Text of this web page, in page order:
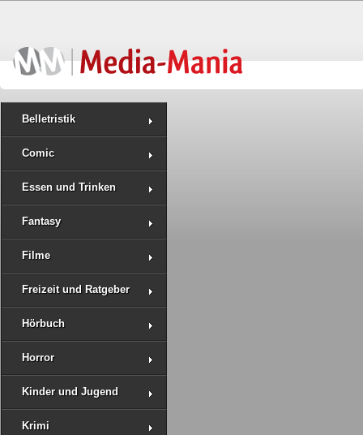
Belletristik
Comic
Essen und Trinken
Fantasy
Filme
Freizeit und Ratgeber
Hörbuch
Horror
Kinder und Jugend
Krimi